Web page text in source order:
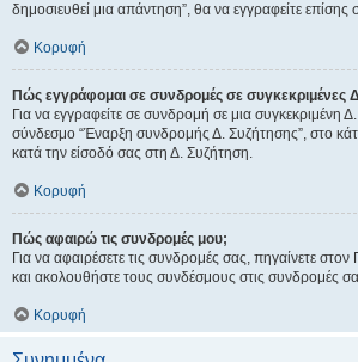
δημοσιευθεί μια απάντηση”, θα να εγγραφείτε
Κορυφή
Πώς εγγράφομαι σε συνδρομές σε συγκεκριμένες
Για να εγγραφείτε σε συνδρομή σε μια συγκεκριμένη
σύνδεσμο “Έναρξη συνδρομής Δ. Συζήτησης”, στο
κατά την είσοδό σας στη Δ. Συζήτηση.
Κορυφή
Πώς αφαιρώ τις συνδρομές μου;
Για να αφαιρέσετε τις συνδρομές σας, πηγαίνετε
και ακολουθήστε τους συνδέσμους στις συνδρομές
Κορυφή